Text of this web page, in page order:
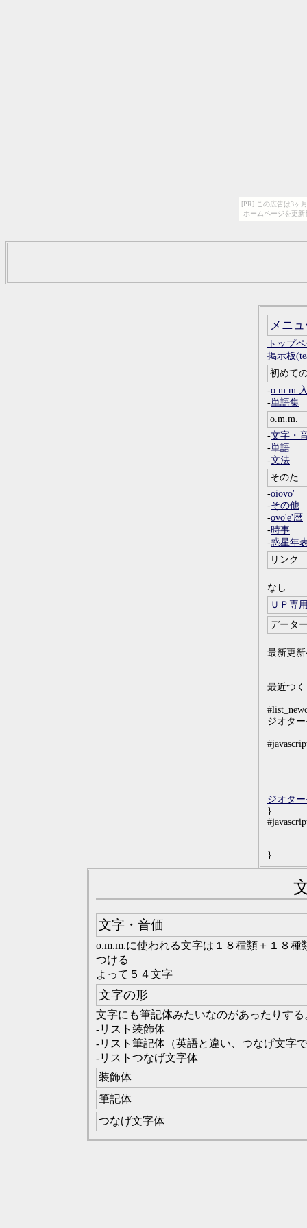
[PR] この広告は3ヶ
ホームページを更
メニ
トップ
掲示板
初めて
-o.m.m.
-単語集
o.m.m.
-文字・
-単語
-文法
そのた
-oiovo'
-その他
-ovo'e'暦
-時事
-惑星年
リンク
なし
ＵＰ専
データ
最新更
最近つ
ジオタ
ジオタ
}
}
文字・音価
o.m.m.に使われる文字は１８種類＋１８
つける
よって５４文字
文字の形
文字にも筆記体みたいなのがあったりする
-リスト装飾体
-リスト筆記体（英語と違い、つなげ文字
-リストつなげ文字体
装飾体
筆記体
つなげ文字体